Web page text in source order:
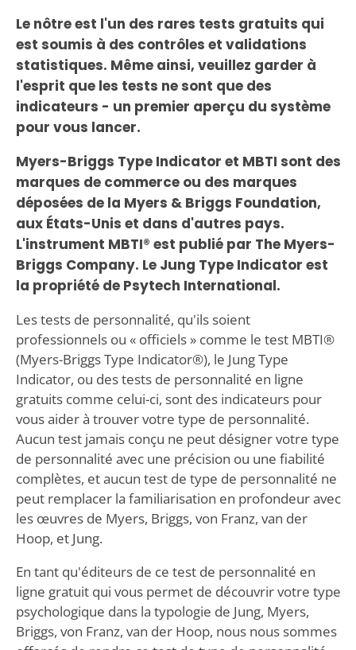
Le nôtre est l'un des rares tests gratuits qui
est soumis à des contrôles et validations
statistiques. Même ainsi, veuillez garder à
l'esprit que les tests ne sont que des
indicateurs - un premier aperçu du système
pour vous lancer.
Myers-Briggs Type Indicator et MBTI sont des
marques de commerce ou des marques
déposées de la Myers & Briggs Foundation,
aux États-Unis et dans d'autres pays.
L'instrument MBTI® est publié par The Myers-
Briggs Company. Le Jung Type Indicator est
la propriété de Psytech International.
Les tests de personnalité, qu'ils soient
professionnels ou « officiels » comme le test MBTI®
(Myers-Briggs Type Indicator®), le Jung Type
Indicator, ou des tests de personnalité en ligne
gratuits comme celui-ci, sont des indicateurs pour
vous aider à trouver votre type de personnalité.
Aucun test jamais conçu ne peut désigner votre type
de personnalité avec une précision ou une fiabilité
complètes, et aucun test de type de personnalité ne
peut remplacer la familiarisation en profondeur avec
les œuvres de Myers, Briggs, von Franz, van der
Hoop, et Jung.
En tant qu'éditeurs de ce test de personnalité en
ligne gratuit qui vous permet de découvrir votre type
psychologique dans la typologie de Jung, Myers,
Briggs, von Franz, van der Hoop, nous nous sommes